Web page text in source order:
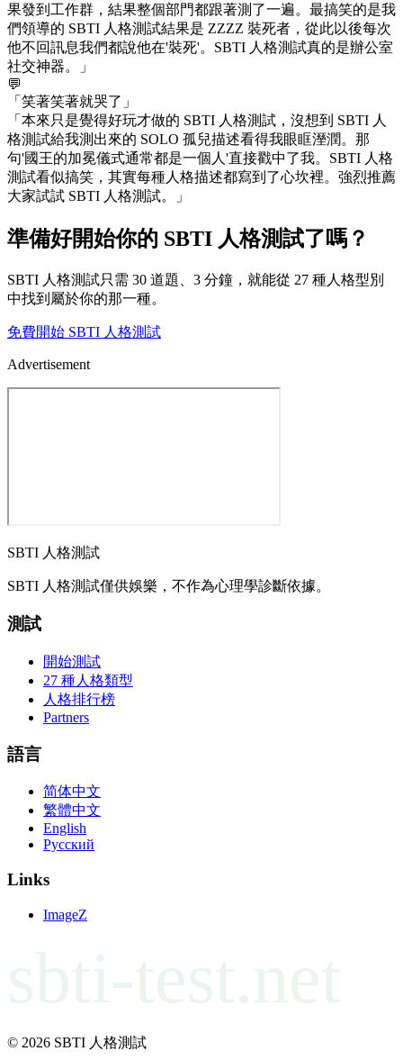
果發到工作群，結果整個部門都跟著測了一遍。最搞笑的是我
們領導的 SBTI 人格測試結果是 ZZZZ 裝死者，從此以後每次
他不回訊息我們都說他在'裝死'。SBTI 人格測試真的是辦公室
社交神器。」
💬
「笑著笑著就哭了」
「本來只是覺得好玩才做的 SBTI 人格測試，沒想到 SBTI 人
格測試給我測出來的 SOLO 孤兒描述看得我眼眶溼潤。那
句'國王的加冕儀式通常都是一個人'直接戳中了我。SBTI 人格
測試看似搞笑，其實每種人格描述都寫到了心坎裡。強烈推薦
大家試試 SBTI 人格測試。」
準備好開始你的 SBTI 人格測試了嗎？
SBTI 人格測試只需 30 道題、3 分鐘，就能從 27 種人格型別
中找到屬於你的那一種。
免費開始 SBTI 人格測試
Advertisement
SBTI 人格測試
SBTI 人格測試僅供娛樂，不作為心理學診斷依據。
測試
開始測試
27 種人格類型
人格排行榜
Partners
語言
简体中文
繁體中文
English
Русский
Links
ImageZ
© 2026 SBTI 人格測試